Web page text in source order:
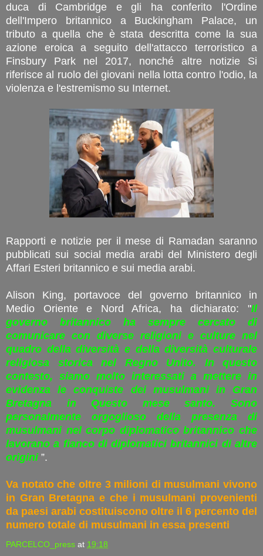
duca di Cambridge e gli ha conferito l'Ordine
dell'Impero britannico a Buckingham Palace, un
tributo a quella che è stata descritta come la sua
azione eroica a seguito dell'attacco terroristico a
Finsbury Park nel 2017, nonché altre notizie Si
riferisce al ruolo dei giovani nella lotta contro l'odio, la
violenza e l'estremismo su Internet.
Rapporti e notizie per il mese di Ramadan saranno
pubblicati sui social media arabi del Ministero degli
Affari Esteri britannico e sui media arabi.
Alison King, portavoce del governo britannico in
Medio Oriente e Nord Africa, ha dichiarato: "Il
governo britannico ha sempre cercato di
comunicare con diverse religioni e culture nel
quadro della diversità e della diversità culturale
religiosa storica nel Regno Unito. In questo
contesto, siamo molto interessati a mettere in
evidenza le conquiste dei musulmani in Gran
Bretagna in Questo mese santo. Sono
personalmente orgoglioso della presenza di
musulmani nel corpo diplomatico britannico che
lavorano a fianco di diplomatici britannici di altre
origini”.
Va notato che oltre 3 milioni di musulmani vivono
in Gran Bretagna e che i musulmani provenienti
da paesi arabi costituiscono oltre il 6 percento del
numero totale di musulmani in essa presenti
PARCELCO_press at 19:18